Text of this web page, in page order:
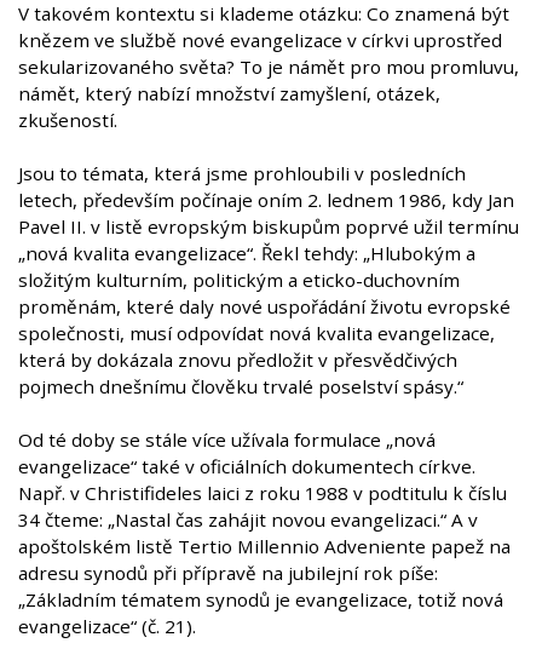
V takovém kontextu si klademe otázku: Co znamená být
knězem ve službě nové evangelizace v církvi uprostřed
sekularizovaného světa? To je námět pro mou promluvu,
námět, který nabízí množství zamyšlení, otázek,
zkušeností.
Jsou to témata, která jsme prohloubili v posledních
letech, především počínaje oním 2. lednem 1986, kdy Jan
Pavel II. v listě evropským biskupům poprvé užil termínu
„nová kvalita evangelizace“. Řekl tehdy: „Hlubokým a
složitým kulturním, politickým a eticko-duchovním
proměnám, které daly nové uspořádání životu evropské
společnosti, musí odpovídat nová kvalita evangelizace,
která by dokázala znovu předložit v přesvědčivých
pojmech dnešnímu člověku trvalé poselství spásy.“
Od té doby se stále více užívala formulace „nová
evangelizace“ také v oficiálních dokumentech církve.
Např. v Christifideles laici z roku 1988 v podtitulu k číslu
34 čteme: „Nastal čas zahájit novou evangelizaci.“ A v
apoštolském listě Tertio Millennio Adveniente papež na
adresu synodů při přípravě na jubilejní rok píše:
„Základním tématem synodů je evangelizace, totiž nová
evangelizace“ (č. 21).